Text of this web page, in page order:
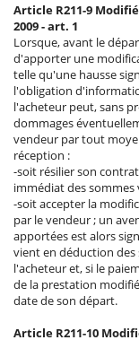
Article R211-9
2009 - art. 1
Lorsque, avant le
d'apporter une
telle qu'une hausse
l'obligation
l'acheteur peut, sans
dommages
vendeur par tout
réception :
-soit résilier son
immédiat des sommes
-soit accepter la
par le vendeur ; un
apportées est alors
vient en déduction
l'acheteur et, si le
de la prestation
date de son départ.
Article R211-10